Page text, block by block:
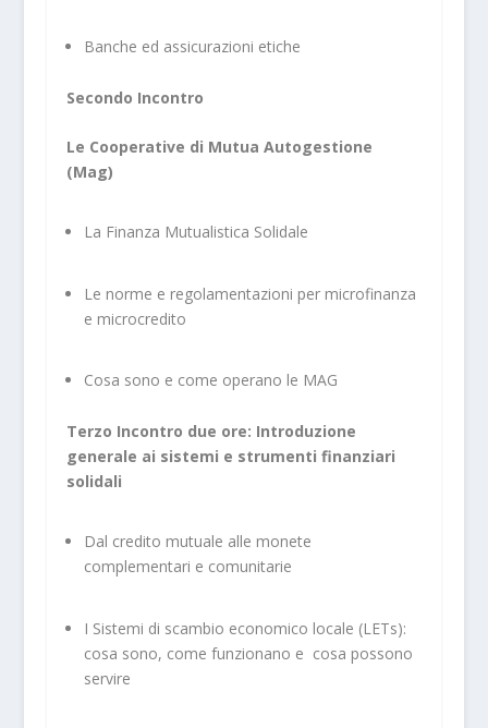
Banche ed assicurazioni etiche
Secondo Incontro
Le Cooperative di Mutua Autogestione
(Mag)
La Finanza Mutualistica Solidale
Le norme e regolamentazioni per microfinanza
e microcredito
Cosa sono e come operano le MAG
Terzo Incontro due ore: Introduzione
generale ai sistemi e strumenti finanziari
solidali
Dal credito mutuale alle monete
complementari e comunitarie
I Sistemi di scambio economico locale (LETs):
cosa sono, come funzionano e cosa possono
servire